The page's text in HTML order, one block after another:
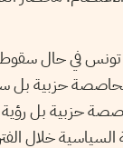
تونس في حال
حزبية بل
حزبية بل
خلال